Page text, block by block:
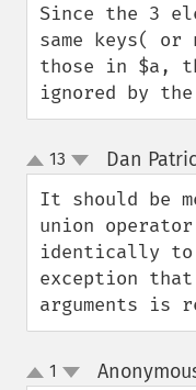
Since the 3
same keys(
those in $a,
ignored by
up
down
13 Dan
It should be
union
identically to
exception that
arguments is
up
1